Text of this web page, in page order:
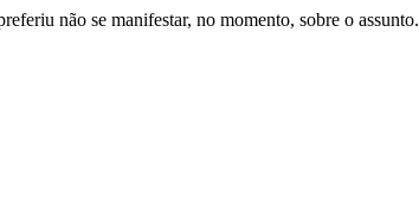
não se manifestar, no momento, sobre o